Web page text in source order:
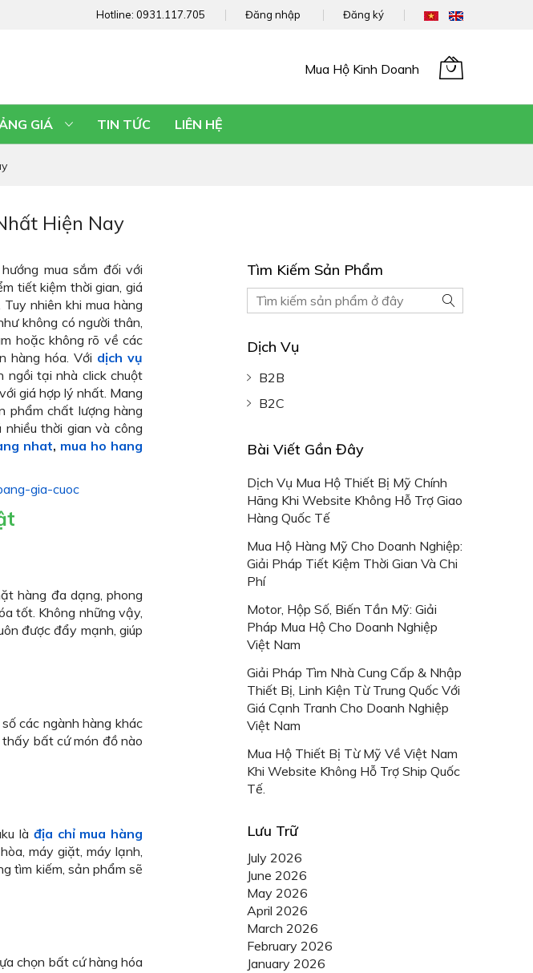
Hotline: 0931.117.705 Đăng nhập Đăng ký
Mua Hộ Kinh Doanh
GIÁ TIN TỨC
LIÊN HỆ
Hiện Nay
mua sắm đối với
tiết kiệm thời gian, giá
nhiên khi mua hàng
không có người thân,
hoặc không rõ về các
hàng hóa. Với dịch vụ
ngồi tại nhà click chuột
giá hợp lý nhất. Mang
phẩm chất lượng hàng
thời gian và công
nhat, mua ho hang
gia-cuoc
hàng đa dạng, phong
tốt. Không những vậy,
được đẩy mạnh, giúp
các ngành hàng khác
thấy bất cứ món đồ nào
là địa chỉ mua hàng
máy giặt, máy lạnh,
tìm kiếm, sản phẩm sẽ
chọn bất cứ hàng hóa
Tìm Kiếm Sản Phẩm
Tìm
kiếm
phẩm
kiếm
Dịch Vụ
B2B
B2C
Bài Viết Gần Đây
Dịch Vụ Mua Hộ Thiết Bị Mỹ Chính
Hãng Khi Website Không Hỗ Trợ Giao
Hàng Quốc Tế
Mua Hộ Hàng Mỹ Cho Doanh Nghiệp:
Giải Pháp Tiết Kiệm Thời Gian Và Chi
Phí
Motor, Hộp Số, Biến Tần Mỹ: Giải
Pháp Mua Hộ Cho Doanh Nghiệp
Việt Nam
Giải Pháp Tìm Nhà Cung Cấp & Nhập
Thiết Bị, Linh Kiện Từ Trung Quốc Với
Giá Cạnh Tranh Cho Doanh Nghiệp
Việt Nam
Mua Hộ Thiết Bị Từ Mỹ Về Việt Nam
Khi Website Không Hỗ Trợ Ship Quốc
Tế.
Lưu Trữ
July 2026
June 2026
May 2026
April 2026
March 2026
February 2026
January 2026